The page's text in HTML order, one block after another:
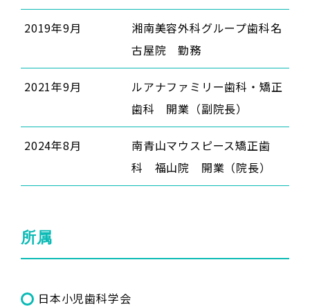
2019年9月
湘南美容外科グループ歯科名
古屋院 勤務
2021年9月
ルアナファミリー歯科・矯正
歯科 開業（副院長）
2024年8月
南青山マウスピース矯正歯
科 福山院 開業（院長）
所属
日本小児歯科学会